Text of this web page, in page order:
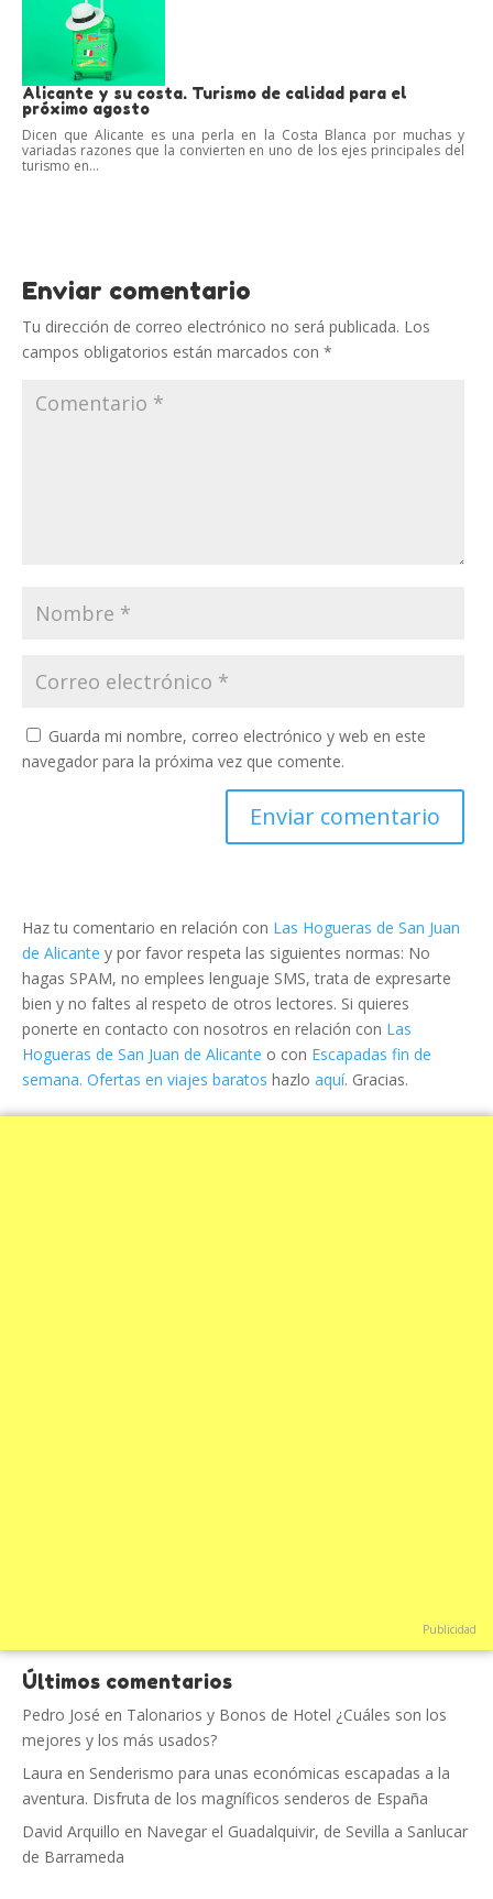
Alicante y su costa. Turismo de calidad para el
próximo agosto
Dicen que Alicante es una perla en la Costa Blanca por muchas y
variadas razones que la convierten en uno de los ejes principales del
turismo en...
Enviar comentario
Tu dirección de correo electrónico no será publicada. Los
campos obligatorios están marcados con *
Guarda mi nombre, correo electrónico y web en este
navegador para la próxima vez que comente.
Haz tu comentario en relación con Las Hogueras de San Juan
de Alicante y por favor respeta las siguientes normas: No
hagas SPAM, no emplees lenguaje SMS, trata de expresarte
bien y no faltes al respeto de otros lectores. Si quieres
ponerte en contacto con nosotros en relación con Las
Hogueras de San Juan de Alicante o con Escapadas fin de
semana. Ofertas en viajes baratos hazlo aquí. Gracias.
Publicidad
Últimos comentarios
Pedro José en Talonarios y Bonos de Hotel ¿Cuáles son los
mejores y los más usados?
Laura en Senderismo para unas económicas escapadas a la
aventura. Disfruta de los magníficos senderos de España
David Arquillo en Navegar el Guadalquivir, de Sevilla a Sanlucar
de Barrameda